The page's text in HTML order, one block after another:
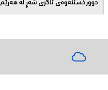
دوورخستنەوەى ئاگری شەڕ لە هەرێم